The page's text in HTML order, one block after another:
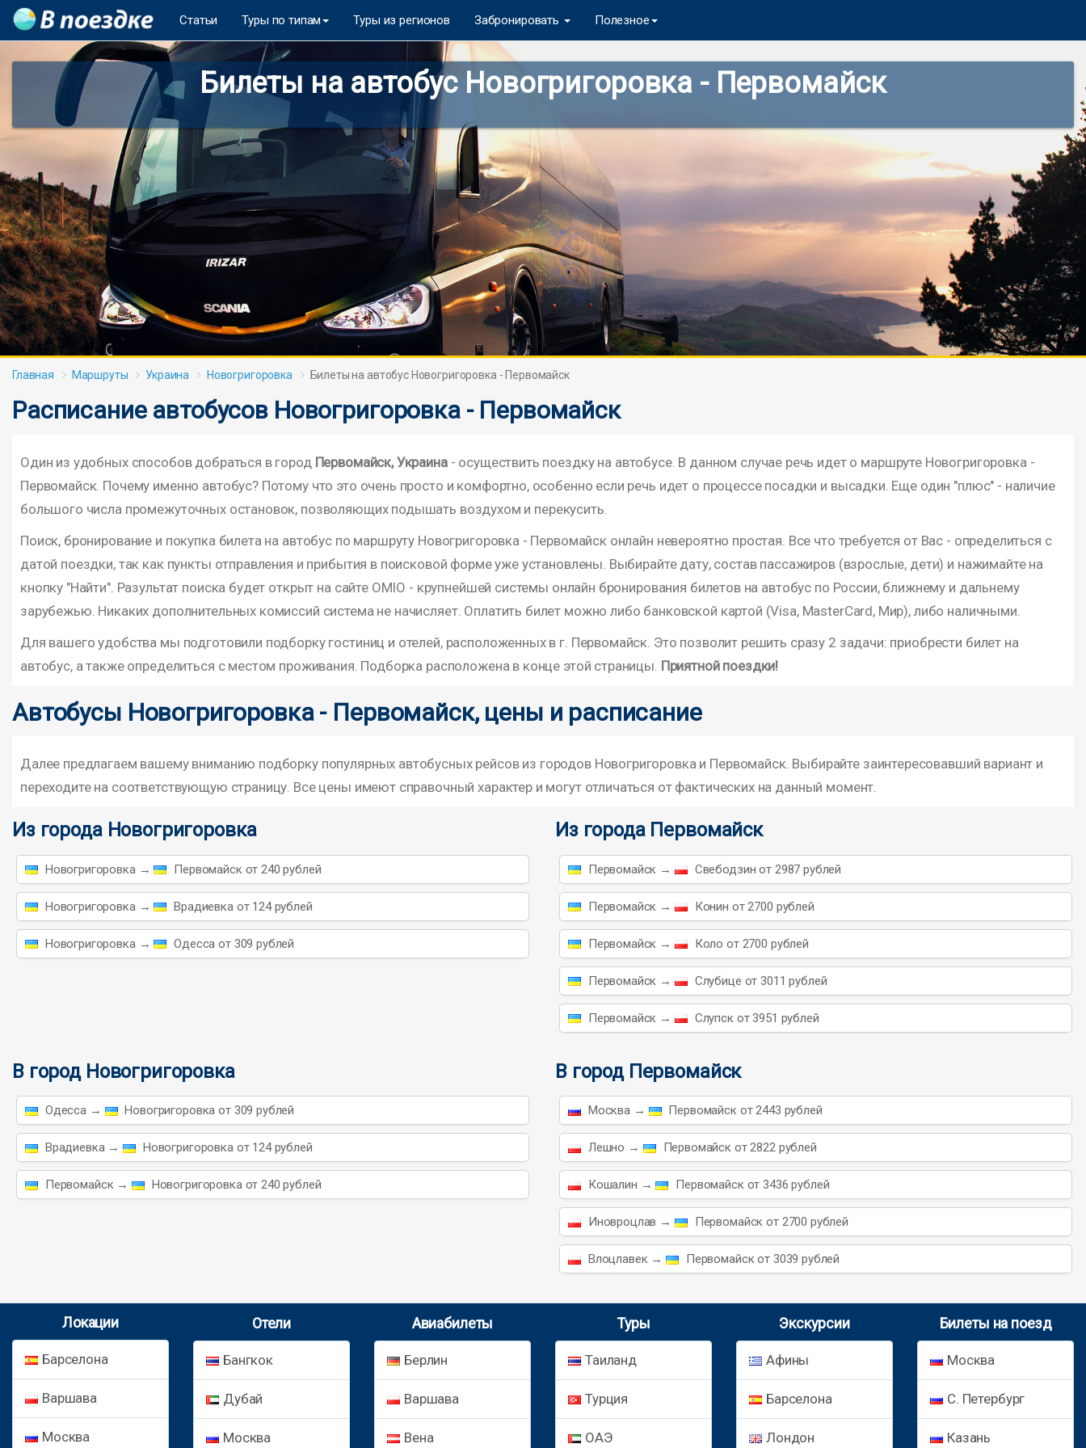
Статьи Туры по типам Туры из регионов Забронировать Полезное
Билеты на автобус Новогригоровка - Первомайск
Главная Маршруты Украина Новогригоровка Билеты на автобус Новогригоровка - Первомайск
Расписание автобусов Новогригоровка - Первомайск
Один из удобных способов добраться в город Первомайск, Украина- осуществить поездку на автобусе. В данном случае речь идет о маршруте Новогригоровка -
Первомайск. Почему именно автобус? Потому что это очень просто и комфортно, особенно если речь идет о процессе посадки и высадки. Еще один "плюс" - наличие
большого числа промежуточных остановок, позволяющих подышать воздухом и перекусить.
Поиск, бронирование и покупка билета на автобус по маршруту Новогригоровка - Первомайск онлайн невероятно простая. Все что требуется от Вас - определиться с
датой поездки, так как пункты отправления и прибытия в поисковой форме уже установлены. Выбирайте дату, состав пассажиров (взрослые, дети) и нажимайте на
кнопку "Найти". Разультат поиска будет открыт на сайте OMIO - крупнейшей системы онлайн бронирования билетов на автобус по России, ближнему и дальнему
зарубежью. Никаких дополнительных комиссий система не начисляет. Оплатить билет можно либо банковской картой (Visa, MasterCard, Мир), либо наличными.
Для вашего удобства мы подготовили подборку гостиниц и отелей, расположенных в г. Первомайск. Это позволит решить сразу 2 задачи: приобрести билет на
автобус, а также определиться с местом проживания. Подборка расположена в конце этой страницы. Приятной поездки!
Автобусы Новогригоровка - Первомайск, цены и расписание
Далее предлагаем вашему вниманию подборку популярных автобусных рейсов из городов Новогригоровка и Первомайск. Выбирайте заинтересовавший вариант и
переходите на соответствующую страницу. Все цены имеют справочный характер и могут отличаться от фактических на данный момент.
Из города Новогригоровка
Новогригоровка → Первомайск от 240 рублей
Новогригоровка → Врадиевка от 124 рублей
Новогригоровка → Одесса от 309 рублей
Из города Первомайск
Первомайск → Свебодзин от 2987 рублей
Первомайск → Конин от 2700 рублей
Первомайск → Коло от 2700 рублей
Первомайск → Слубице от 3011 рублей
Первомайск → Слупск от 3951 рублей
В город Новогригоровка
Одесса → Новогригоровка от 309 рублей
Врадиевка → Новогригоровка от 124 рублей
Первомайск → Новогригоровка от 240 рублей
В город Первомайск
Москва → Первомайск от 2443 рублей
Лешно → Первомайск от 2822 рублей
Кошалин → Первомайск от 3436 рублей
Иновроцлав → Первомайск от 2700 рублей
Влоцлавек → Первомайск от 3039 рублей
Локации
Барселона
Варшава
Москва
Отели
Бангкок
Дубай
Москва
Авиабилеты
Берлин
Варшава
Вена
Туры
Таиланд
Турция
ОАЭ
Экскурсии
Афины
Барселона
Лондон
Билеты на поезд
Москва
С. Петербург
Казань